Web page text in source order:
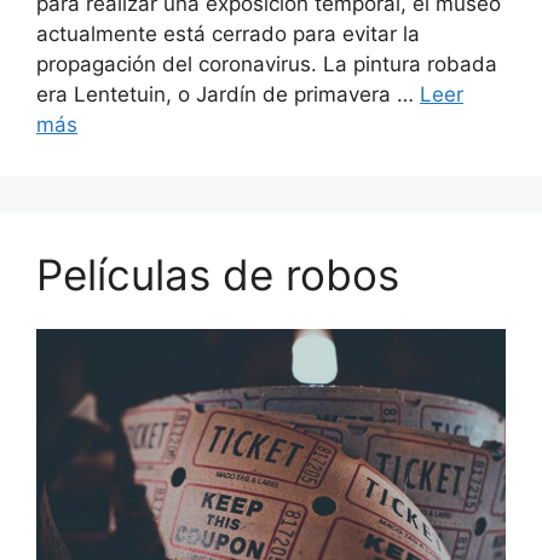
actualmente está cerrado para evitar la
propagación del coronavirus. La pintura robada
era Lentetuin, o Jardín de primavera … Leer
más
Películas de robos